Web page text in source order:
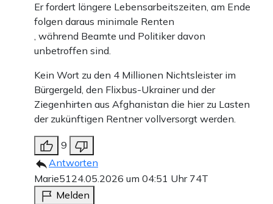
Er fordert längere Lebensarbeitszeiten, am Ende
folgen daraus minimale Renten
, während Beamte und Politiker davon
unbetroffen sind.
Kein Wort zu den 4 Millionen Nichtsleister im
Bürgergeld, den Flixbus-Ukrainer und der
Ziegenhirten aus Afghanistan die hier zu Lasten
der zukünftigen Rentner vollversorgt werden.
9
Antworten
Marie5124.05.2026 um 04:51 Uhr 74T
Melden